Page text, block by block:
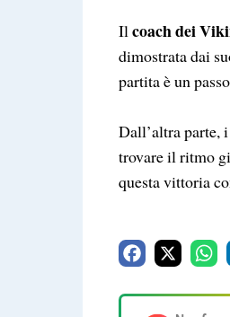
Ilcoach dei
dimostrata dai
partita è un
Dall’altra parte,
trovare il ritmo
questa vittoria
X
W